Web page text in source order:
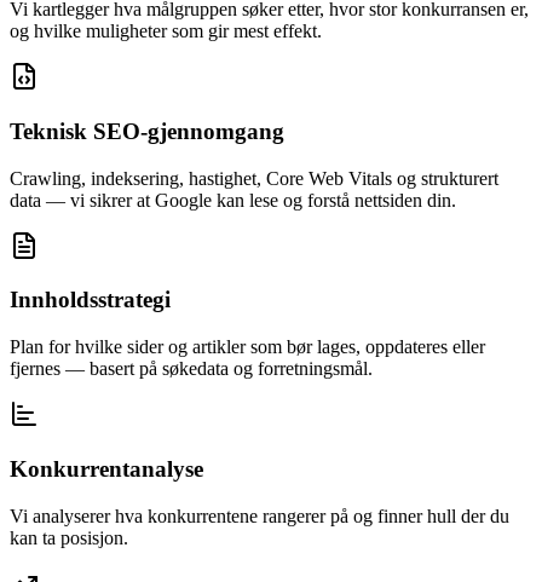
Vi kartlegger hva målgruppen søker etter, hvor stor konkurransen er,
og hvilke muligheter som gir mest effekt.
Teknisk SEO-gjennomgang
Crawling, indeksering, hastighet, Core Web Vitals og strukturert
data — vi sikrer at Google kan lese og forstå nettsiden din.
Innholdsstrategi
Plan for hvilke sider og artikler som bør lages, oppdateres eller
fjernes — basert på søkedata og forretningsmål.
Konkurrentanalyse
Vi analyserer hva konkurrentene rangerer på og finner hull der du
kan ta posisjon.